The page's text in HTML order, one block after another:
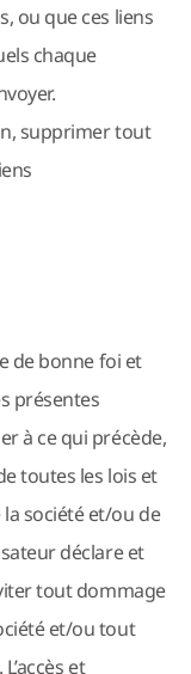
ou que ces liens
chaque
supprimer tout
de bonne foi et
présentes
à ce qui précède,
toutes les lois et
société et/ou de
déclare et
tout dommage
et/ou tout
et